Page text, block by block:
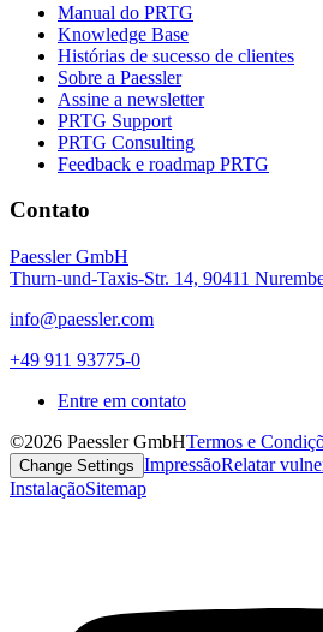
Manual do PRTG
Knowledge Base
Histórias de sucesso de clientes
Sobre a Paessler
Assine a newsletter
PRTG Support
PRTG Consulting
Feedback e roadmap PRTG
Contato
Paessler GmbH
Thurn-und-Taxis-Str. 14, 90411
info@paessler.com
+49 911 93775-0
Entre em contato
©2026 Paessler GmbHTermos e
Change Settings ImpressãoRelatar
InstalaçãoSitemap